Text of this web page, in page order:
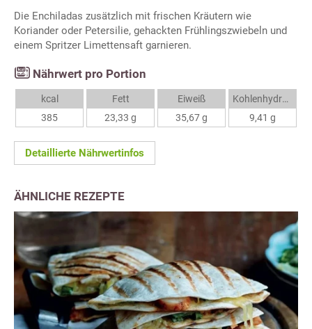
Die Enchiladas zusätzlich mit frischen Kräutern wie
Koriander oder Petersilie, gehackten Frühlingszwiebeln und
einem Spritzer Limettensaft garnieren.
Nährwert pro Portion
kcal
385
Fett
23,33 g
Eiweiß
35,67 g
Kohlenhydrate
9,41 g
Detaillierte Nährwertinfos
ÄHNLICHE REZEPTE